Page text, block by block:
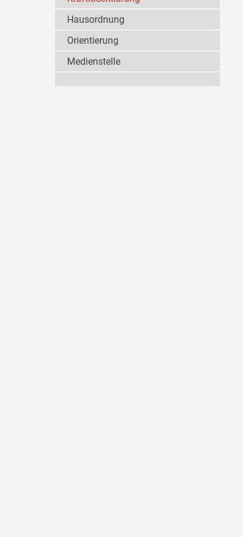
Hausordnung
Orientierung
Medienstelle